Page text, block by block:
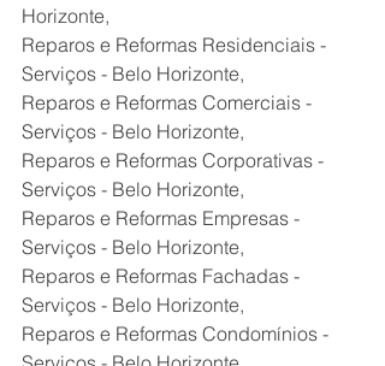
Horizonte,
Reparos e Reformas Residenciais -
Serviços - Belo Horizonte,
Reparos e Reformas Comerciais -
Serviços - Belo Horizonte,
Reparos e Reformas Corporativas -
Serviços - Belo Horizonte,
Reparos e Reformas Empresas -
Serviços - Belo Horizonte,
Reparos e Reformas Fachadas -
Serviços - Belo Horizonte,
Reparos e Reformas Condomínios -